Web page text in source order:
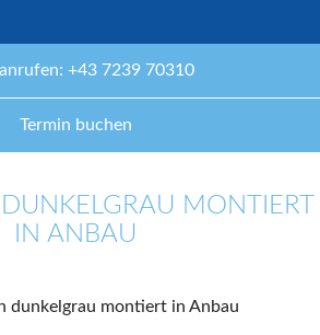
+43 7239 70310
Termin buchen
MONTIERT
IN ANBAU